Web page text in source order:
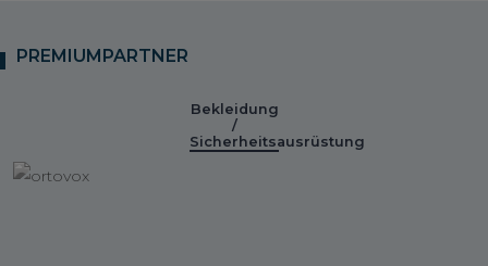
PREMIUMPARTNER
Bekleidung
/
Sicherheitsausrüstung